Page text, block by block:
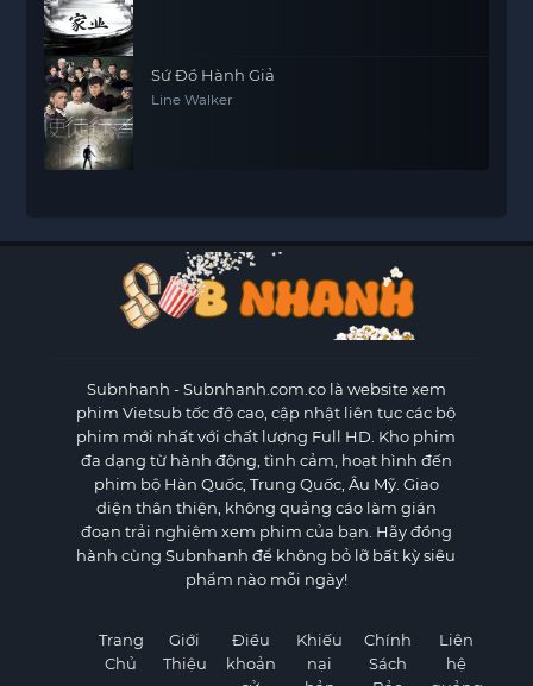
Sứ Đồ Hành Giả
Line Walker
Subnhanh - Subnhanh.com.co là website xem
phim Vietsub tốc độ cao, cập nhật liên tục các bộ
phim mới nhất với chất lượng Full HD. Kho phim
đa dạng từ hành động, tình cảm, hoạt hình đến
phim bộ Hàn Quốc, Trung Quốc, Âu Mỹ. Giao
diện thân thiện, không quảng cáo làm gián
đoạn trải nghiệm xem phim của bạn. Hãy đồng
hành cùng Subnhanh để không bỏ lỡ bất kỳ siêu
phẩm nào mỗi ngày!
Trang
Chủ
Giới
Thiệu
Điều
khoản
Khiếu
nại
Chính
Sách
Liên
hệ